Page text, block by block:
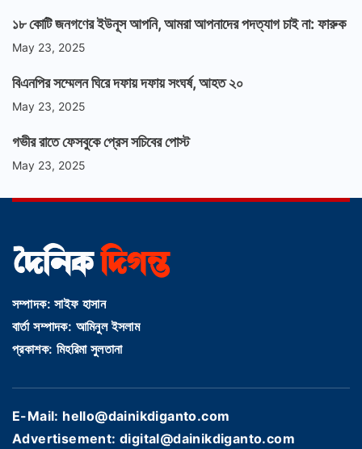
১৮ কোটি জনগণের ইউনূস আপনি, আমরা আপনাদের পদত্যাগ চাই না: ফারুক
May 23, 2025
বিএনপির সম্মেলন ঘিরে দফায় দফায় সংঘর্ষ, আহত ২০
May 23, 2025
গভীর রাতে ফেসবুকে প্রেস সচিবের পোস্ট
May 23, 2025
সম্পাদক: সাইফ হাসান
বার্তা সম্পাদক: আমিনুল ইসলাম
প্রকাশক: মিহরিমা সুলতানা
E-Mail: hello@dainikdiganto.com
Advertisement: digital@dainikdiganto.com